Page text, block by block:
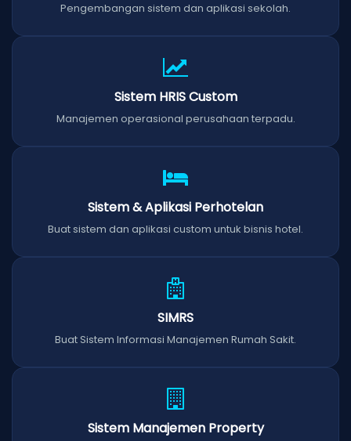
Pengembangan sistem dan aplikasi sekolah.
Sistem HRIS Custom
Manajemen operasional perusahaan terpadu.
Sistem & Aplikasi Perhotelan
Buat sistem dan aplikasi custom untuk bisnis hotel.
SIMRS
Buat Sistem Informasi Manajemen Rumah Sakit.
Sistem Manajemen Property